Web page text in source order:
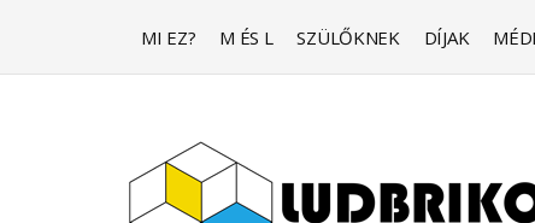
MI EZ? M ÉS L SZÜLŐKNEK DÍJAK